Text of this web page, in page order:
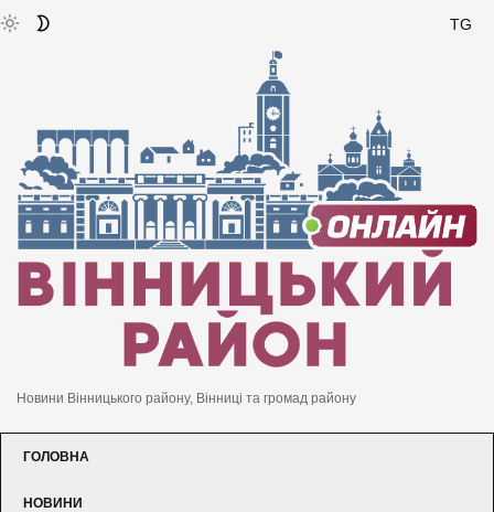
TG
Новини Вінницького району, Вінниці та громад району
ГОЛОВНА
НОВИНИ